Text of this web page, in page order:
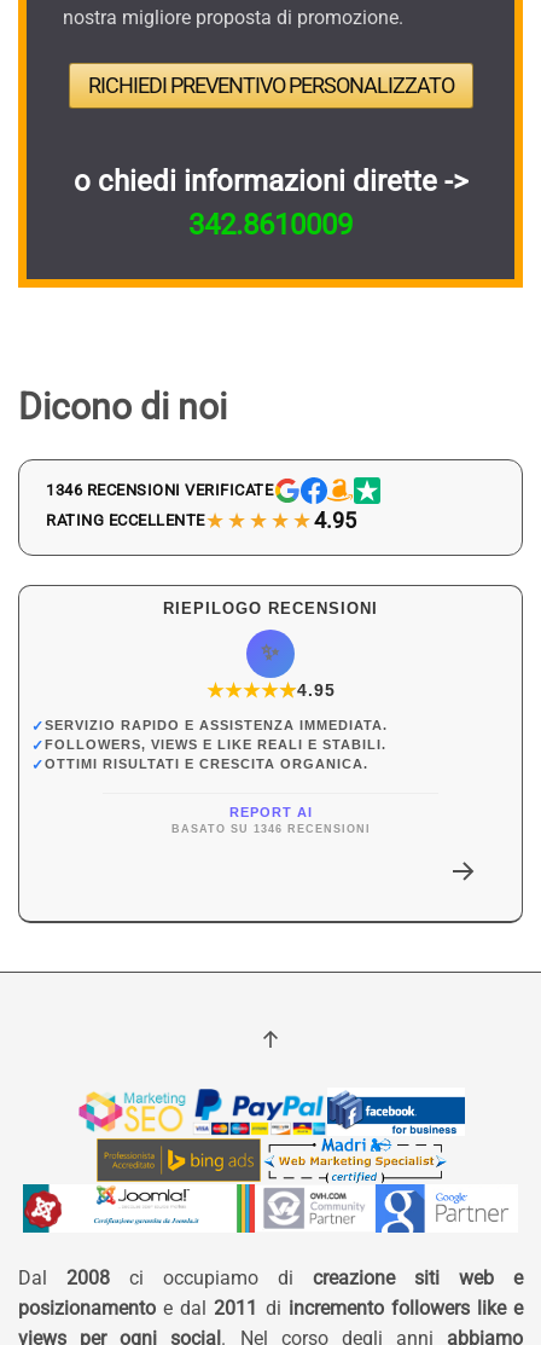
nostra migliore proposta di promozione.
RICHIEDI PREVENTIVO PERSONALIZZATO
o chiedi informazioni dirette ->
342.8610009
Dicono di noi
1346 RECENSIONI VERIFICATE
RATING ECCELLENTE★★★★★4.95
RIEPILOGO RECENSIONI
✨
★★★★★
★4.95
✓SERVIZIO RAPIDO E ASSISTENZA IMMEDIATA.
✓FOLLOWERS, VIEWS E LIKE REALI E STABILI.
✓OTTIMI RISULTATI E CRESCITA ORGANICA.
REPORT AI
BASATO SU 1346 RECENSIONI
Dal 2008 ci occupiamo di creazione siti web e
posizionamento e dal 2011 di incremento followers like e
views per ogni social. Nel corso degli anni abbiamo